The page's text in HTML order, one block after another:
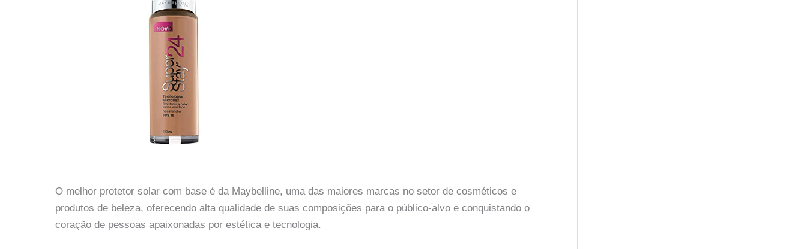
O melhor protetor solar com base é da Maybelline, uma das maiores marcas no setor de cosméticos e
produtos de beleza, oferecendo alta qualidade de suas composições para o público-alvo e conquistando o
coração de pessoas apaixonadas por estética e tecnologia.